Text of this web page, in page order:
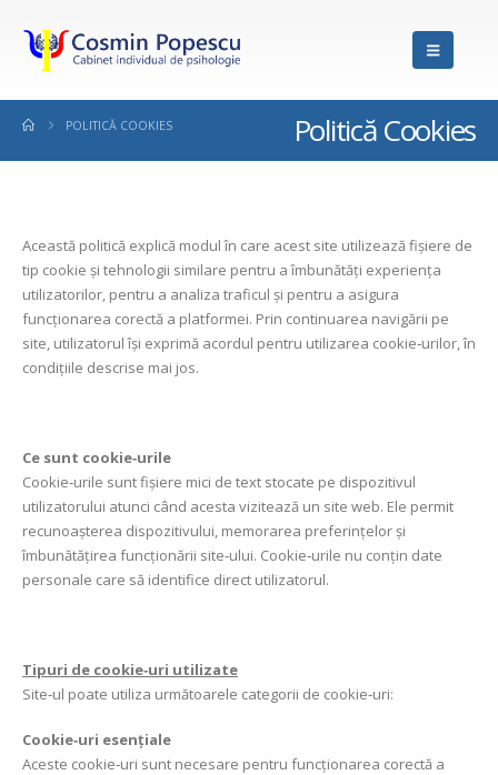
Politică Cookies
POLITICĂ COOKIES
Această politică explică modul în care acest site utilizează fișiere de
tip cookie și tehnologii similare pentru a îmbunătăți experiența
utilizatorilor, pentru a analiza traficul și pentru a asigura
funcționarea corectă a platformei. Prin continuarea navigării pe
site, utilizatorul își exprimă acordul pentru utilizarea cookie‑urilor, în
condițiile descrise mai jos.
Ce sunt cookie‑urile
Cookie‑urile sunt fișiere mici de text stocate pe dispozitivul
utilizatorului atunci când acesta vizitează un site web. Ele permit
recunoașterea dispozitivului, memorarea preferințelor și
îmbunătățirea funcționării site‑ului. Cookie‑urile nu conțin date
personale care să identifice direct utilizatorul.
Tipuri de cookie‑uri utilizate
Site‑ul poate utiliza următoarele categorii de cookie‑uri:
Cookie‑uri esențiale
Aceste cookie‑uri sunt necesare pentru funcționarea corectă a